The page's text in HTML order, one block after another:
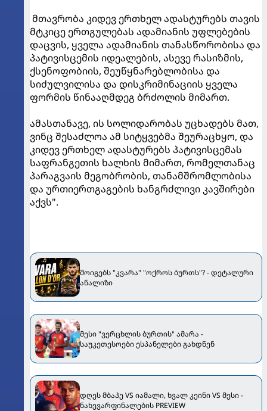
მთავრობა კიდევ ერთხელ ადასტურებს თავის
მტკიცე ერთგულებას ადამიანის უფლებების
დაცვის, ყველა ადამიანის თანასწორობისა და
პატივისცემის იდეალების, ასევე რასიზმის,
ქსენოფობიის, შეუწყნარებლობისა და
სიძულვილისა და დისკრიმინაციის ყველა
ფორმის წინააღმდეგ ბრძოლის მიმართ.
ამასთანავე, ის სოლიდარობას უცხადებს მათ,
ვინც შესაძლოა ამ სიტყვებმა შეურაცხყო, და
კიდევ ერთხელ ადასტურებს პატივისცემას
საფრანგეთის ხალხის მიმართ, რომელთანაც
პარაგვაის მეგობრობის, თანამშრომლობისა
და ურთიერთგაგების ხანგრძლივი კავშირები
აქვს".
მოიგებს "კვარა" "ოქროს ბურთს"? - დეტალური
ანალიზი
მესი "ვერცხლის ბურთის" ამარა -
საუკეთესოები ესპანელები გახდნენ
დღეს მბაპე VS იამალი, ხვალ კეინი VS მესი -
ნახევარფინალების PREVIEW